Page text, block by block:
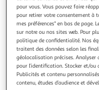
9 TOME 2 : LE
La suite tant attendue de
course contre la montre
hackeurs du Groupe 9
conspiration des fauves.
puissants qui s'attaquent
chaos, s'approprier t
En savoir +
Vous voulez
pour vous. Vous pouvez faire
pour retirer votre consentement à
mes préférences" en bas de page.
sur notre ou nos sites web. Pour
politique de confidentialité. Nos
traitent des données selon les
géolocalisation précises. Analyser
pour l’identification. Stocker et/ou
Publicités et contenu
contenu, études d’audience et